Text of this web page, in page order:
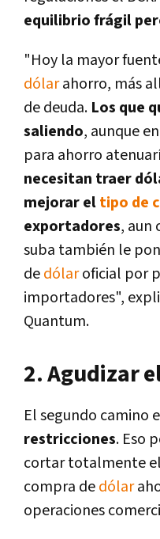
equilibrio frágil
"Hoy la mayor
dólarahorro, más
de deuda. Los que
saliendo, aunque
para ahorro
necesitan traer
mejorar eltipo de
exportadores, aun
suba también le
dedólaroficial por
importadores",
Quantum.
2. Agudizar
El segundo camino
restricciones. Eso
cortar totalmente
compra dedólar
operaciones